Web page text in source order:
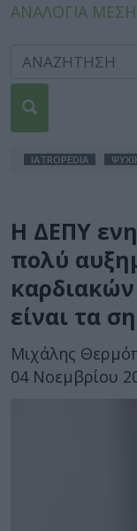
ΑΝΑΛΟΓΙΑ
IATROPEDIA
Η ΔΕΠΥ
πολύ
είναι τα
Μιχάλης
04 Νοεμβρίου